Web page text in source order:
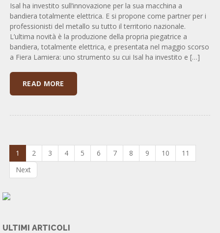
Isal ha investito sull’innovazione per la sua macchina a
bandiera totalmente elettrica. E si propone come partner per i
professionisti del metallo su tutto il territorio nazionale.
L’ultima novità è la produzione della propria piegatrice a
bandiera, totalmente elettrica, e presentata nel maggio scorso
a Fiera Lamiera: uno strumento su cui Isal ha investito e […]
READ MORE
1 2 3 4 5 6 7 8 9 10
11
Next
ULTIMI ARTICOLI